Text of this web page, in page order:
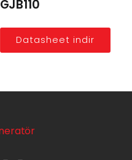
GJB110
Datasheet indir